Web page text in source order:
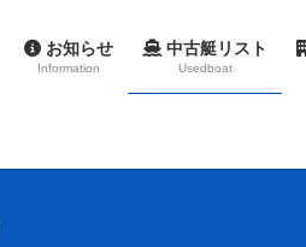
お知らせ
Information
中古艇リスト
Usedboat